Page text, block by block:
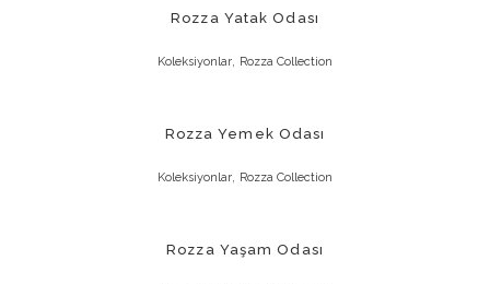
Rozza Yatak Odası
Koleksiyonlar Rozza Collection
Rozza Yemek Odası
Koleksiyonlar Rozza Collection
Rozza Yaşam Odası